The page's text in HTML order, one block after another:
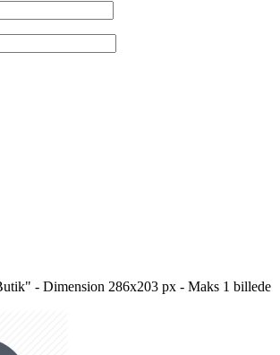
- Dimension 286x203 px - Maks 1 billede